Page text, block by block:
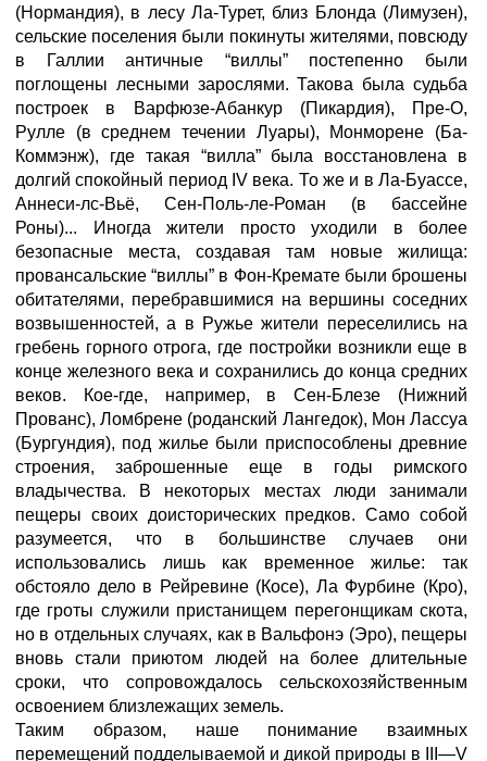
(Нормандия), в лесу Ла-Турет, близ Блонда (Лимузен),
сельские поселения были покинуты жителями, повсюду
в Галлии античные “виллы” постепенно были
поглощены лесными зарослями. Такова была судьба
построек в Варфюзе-Абанкур (Пикардия), Пре-О,
Рулле (в среднем течении Луары), Монморене (Ба-
Коммэнж), где такая “вилла” была восстановлена в
долгий спокойный период IV века. То же и в Ла-Буассе,
Аннеси-лс-Вьё, Сен-Поль-ле-Роман (в бассейне
Роны)... Иногда жители просто уходили в более
безопасные места, создавая там новые жилища:
провансальские “виллы” в Фон-Кремате были брошены
обитателями, перебравшимися на вершины соседних
возвышенностей, а в Ружье жители переселились на
гребень горного отрога, где постройки возникли еще в
конце железного века и сохранились до конца средних
веков. Кое-где, например, в Сен-Блезе (Нижний
Прованс), Ломбрене (роданский Лангедок), Мон Лассуа
(Бургундия), под жилье были приспособлены древние
строения, заброшенные еще в годы римского
владычества. В некоторых местах люди занимали
пещеры своих доисторических предков. Само собой
разумеется, что в большинстве случаев они
использовались лишь как временное жилье: так
обстояло дело в Рейревине (Косе), Ла Фурбине (Кро),
где гроты служили пристанищем перегонщикам скота,
но в отдельных случаях, как в Вальфонэ (Эро), пещеры
вновь стали приютом людей на более длительные
сроки, что сопровождалось сельскохозяйственным
освоением близлежащих земель.
Таким образом, наше понимание взаимных
перемещений подделываемой и дикой природы в III—V